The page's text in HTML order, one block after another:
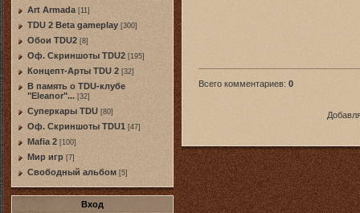
Art Armada [11]
TDU 2 Beta gameplay [300]
Обои TDU2 [8]
Оф. Скриншоты TDU2 [195]
Концепт-Арты TDU 2 [32]
В память о TDU-клубе
"Eleanor"... [32]
Суперкары TDU [80]
Оф. Скриншоты TDU1 [47]
Mafia 2 [100]
Мир игр [7]
Свободный альбом [5]
Вход
Всего комментариев: 0